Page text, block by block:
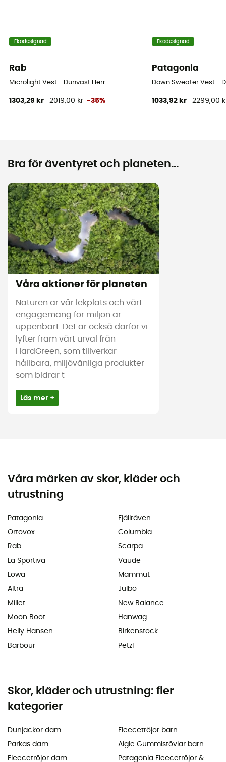
Ekodesignad
Rab
Microlight Vest - Dunväst Herr
1303,29 kr 2019,00 kr -35%
Ekodesignad
Patagonia
Down Sweater Vest -
1033,92 kr 2299,00
Bra för äventyret och planeten...
Våra aktioner för planeten
Naturen är vår lekplats och vårt
engagemang för miljön är
uppenbart. Det är också därför vi
lyfter fram vårt urval från
HardGreen, som tillverkar
hållbara, miljövänliga produkter
som bidrar t
Läs mer +
Våra märken av skor, kläder och
utrustning
Patagonia
Ortovox
Rab
La Sportiva
Lowa
Altra
Millet
Moon Boot
Helly Hansen
Barbour
Fjällräven
Columbia
Scarpa
Vaude
Mammut
Julbo
New Balance
Hanwag
Birkenstock
Petzl
Skor, kläder och utrustning: fler
kategorier
Dunjackor dam
Parkas dam
Fleecetröjor dam
Fleecetröjor barn
Aigle Gummistövlar barn
Patagonia Fleecetröjor &